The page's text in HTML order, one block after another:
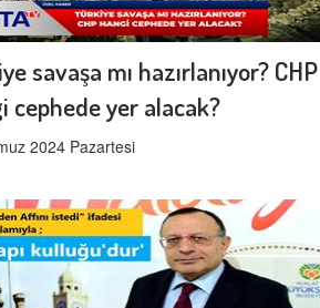
savaşa mı hazırlanıyor? CHP
cephede yer alacak?
2024 Pazartesi